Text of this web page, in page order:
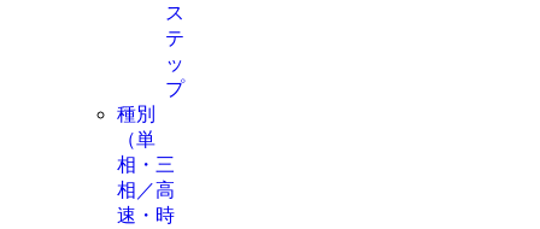
ス
テ
ッ
プ
種別
（単
相・三
相／高
速・時